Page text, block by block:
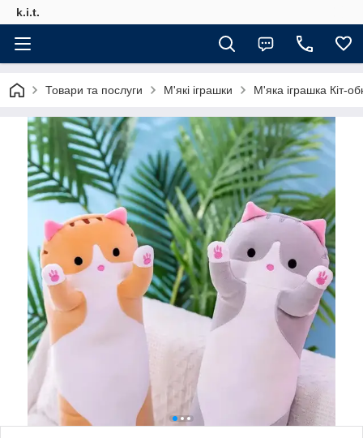
k.i.t.
Товари та послуги М'які іграшки М'яка іграшка Кіт-